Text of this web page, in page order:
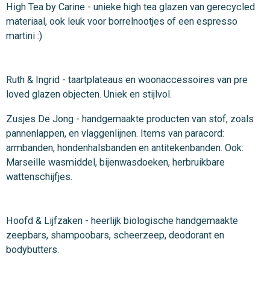
High Tea by Carine - unieke high tea glazen van gerecycled
materiaal, ook leuk voor borrelnootjes of een espresso
martini :)
Ruth & Ingrid - taartplateaus en woonaccessoires van pre
loved glazen objecten. Uniek en stijlvol.
Zusjes De Jong - handgemaakte producten van stof, zoals
pannenlappen, en vlaggenlijnen. Items van paracord:
armbanden, hondenhalsbanden en antitekenbanden. Ook:
Marseille wasmiddel, bijenwasdoeken, herbruikbare
wattenschijfjes.
Hoofd & Lijfzaken - heerlijk biologische handgemaakte
zeepbars, shampoobars, scheerzeep, deodorant en
bodybutters.